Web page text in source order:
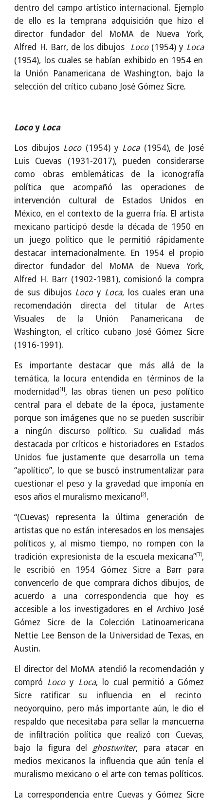
dentro del campo artístico internacional. Ejemplo
de ello es la temprana adquisición que hizo el
director fundador del MoMA de Nueva York,
Alfred H. Barr, de los dibujos Loco(1954) y Loca
(1954), los cuales se habían exhibido en 1954 en
la Unión Panamericana de Washington, bajo la
selección del crítico cubano José Gómez Sicre.
Locoy Loca
Los dibujos Loco(1954) y Loca(1954), de José
Luis Cuevas (1931-2017), pueden considerarse
como obras emblemáticas de la iconografía
política que acompañó las operaciones de
intervención cultural de Estados Unidos en
México, en el contexto de la guerra fría. El artista
mexicano participó desde la década de 1950 en
un juego político que le permitió rápidamente
destacar internacionalmente. En 1954 el propio
director fundador del MoMA de Nueva York,
Alfred H. Barr (1902-1981), comisionó la compra
de sus dibujos Locoy Loca, los cuales eran una
recomendación directa del titular de Artes
Visuales de la Unión Panamericana de
Washington, el crítico cubano José Gómez Sicre
(1916-1991).
Es importante destacar que más allá de la
temática, la locura entendida en términos de la
modernidad [1] , las obras tienen un peso político
central para el debate de la época, justamente
porque son imágenes que no se pueden suscribir
a ningún discurso político. Su cualidad más
destacada por críticos e historiadores en Estados
Unidos fue justamente que desarrolla un tema
“apolítico”, lo que se buscó instrumentalizar para
cuestionar el peso y la gravedad que imponía en
esos años el muralismo mexicano [2] .
“(Cuevas) representa la última generación de
artistas que no están interesados en los mensajes
políticos y, al mismo tiempo, no rompen con la
tradición expresionista de la escuela mexicana”[3] ,
le escribió en 1954 Gómez Sicre a Barr para
convencerlo de que comprara dichos dibujos, de
acuerdo a una correspondencia que hoy es
accesible a los investigadores en el Archivo José
Gómez Sicre de la Colección Latinoamericana
Nettie Lee Benson de la Universidad de Texas, en
Austin.
El director del MoMA atendió la recomendación y
compró Locoy Loca, lo cual permitió a Gómez
Sicre ratificar su influencia en el recinto
neoyorquino, pero más importante aún, le dio el
respaldo que necesitaba para sellar la mancuerna
de infiltración política que realizó con Cuevas,
bajo la figura del ghostwriter, para atacar en
medios mexicanos la influencia que aún tenía el
muralismo mexicano o el arte con temas políticos.
La correspondencia entre Cuevas y Gómez Sicre